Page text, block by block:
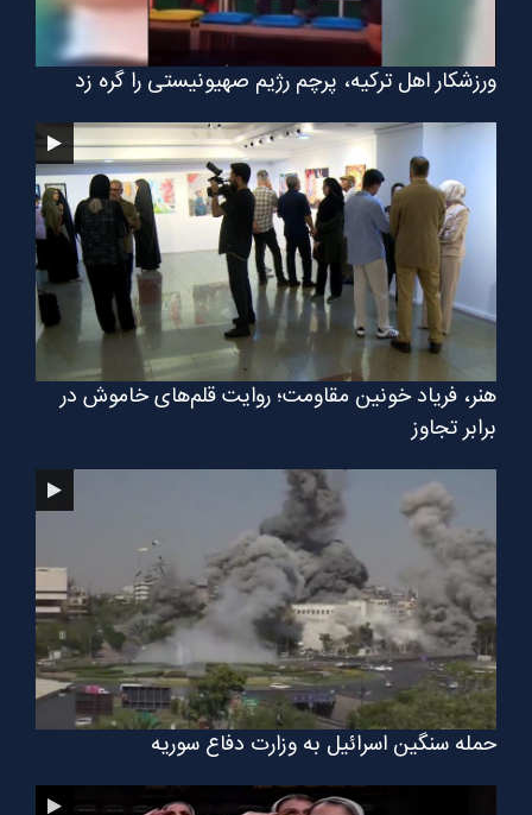
ورزشکار اهل ترکیه، پرچم رژیم صهیونیستی را گره زد
هنر، فریاد خونین مقاومت؛ روایت قلم‌های خاموش در
برابر تجاوز
حمله سنگین اسرائیل به وزارت دفاع سوریه